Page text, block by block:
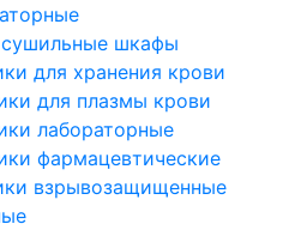
шкафы
для хранения крови
для плазмы крови
лабораторные
фармацевтические
взрывозащищенные